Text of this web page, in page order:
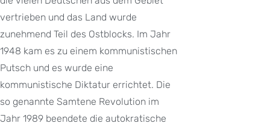
vertrieben und das Land wurde
zunehmend Teil des Ostblocks. Im Jahr
1948 kam es zu einem kommunistischen
Putsch und es wurde eine
kommunistische Diktatur errichtet. Die
so genannte Samtene Revolution im
Jahr 1989 beendete die autokratische